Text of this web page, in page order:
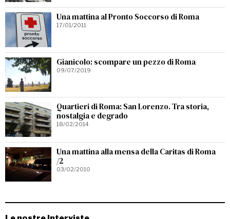
Una mattina al Pronto Soccorso di Roma
17/01/2011
Gianicolo: scompare un pezzo di Roma
09/07/2019
Quartieri di Roma: San Lorenzo. Tra storia,
nostalgia e degrado
18/02/2014
Una mattina alla mensa della Caritas di Roma
/2
03/02/2010